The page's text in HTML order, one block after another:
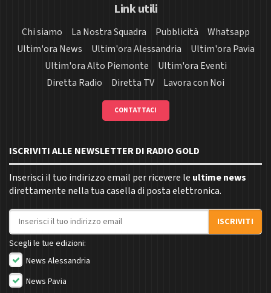
Link utili
Chi siamo La Nostra Squadra Pubblicità
Whatsapp
Ultim'ora News
Ultim'ora Alessandria
Ultim'ora Pavia
Ultim'ora Alto Piemonte
Ultim'ora Eventi
Diretta Radio
Diretta TV Lavora con Noi
CONTATTACI
ISCRIVITI ALLE NEWSLETTER DI RADIO GOLD
Inserisci il tuo indirizzo email per ricevere le ultime news
direttamente nella tua casella di posta elettronica.
Indirizzo email
ISCRIVITI
Scegli le tue edizioni:
News Alessandria
News Pavia